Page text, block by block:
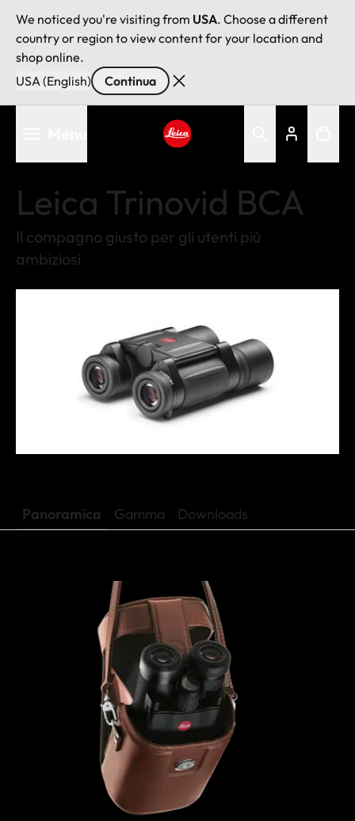
We noticed you're visiting from USA. Choose a different
country or region to view content for your location and
shop online.
USA (English)
Continua
Leica Trinovid BCA
Il compagno giusto per gli utenti più
ambiziosi
Panoramica Gamma Downloads